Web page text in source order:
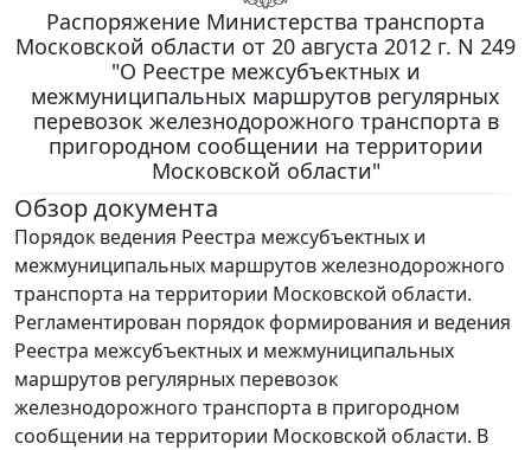
Распоряжение Министерства транспорта
Московской области от 20 августа 2012 г. N 249
"О Реестре межсубъектных и
межмуниципальных маршрутов регулярных
перевозок железнодорожного транспорта в
пригородном сообщении на территории
Московской области"
Обзор документа
Порядок ведения Реестра межсубъектных и
межмуниципальных маршрутов железнодорожного
транспорта на территории Московской области.
Регламентирован порядок формирования и ведения
Реестра межсубъектных и межмуниципальных
маршрутов регулярных перевозок
железнодорожного транспорта в пригородном
сообщении на территории Московской области. В